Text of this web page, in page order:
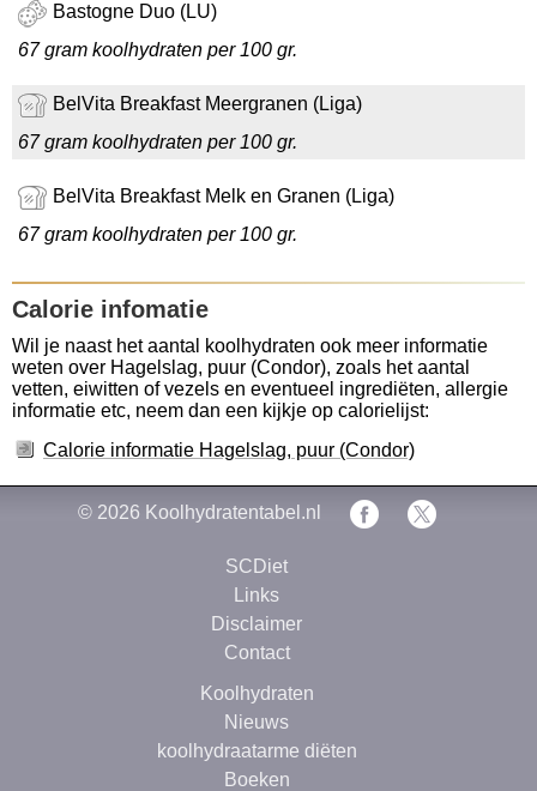
Bastogne Duo (LU)
67 gram koolhydraten per 100 gr.
BelVita Breakfast Meergranen (Liga)
67 gram koolhydraten per 100 gr.
BelVita Breakfast Melk en Granen (Liga)
67 gram koolhydraten per 100 gr.
Calorie infomatie
Wil je naast het aantal koolhydraten ook meer informatie
weten over Hagelslag, puur (Condor), zoals het aantal
vetten, eiwitten of vezels en eventueel ingrediëten, allergie
informatie etc, neem dan een kijkje op calorielijst:
Calorie informatie Hagelslag, puur (Condor)
© 2026 Koolhydratentabel.nl
SCDiet
Links
Disclaimer
Contact
Koolhydraten
Nieuws
koolhydraatarme diëten
Boeken